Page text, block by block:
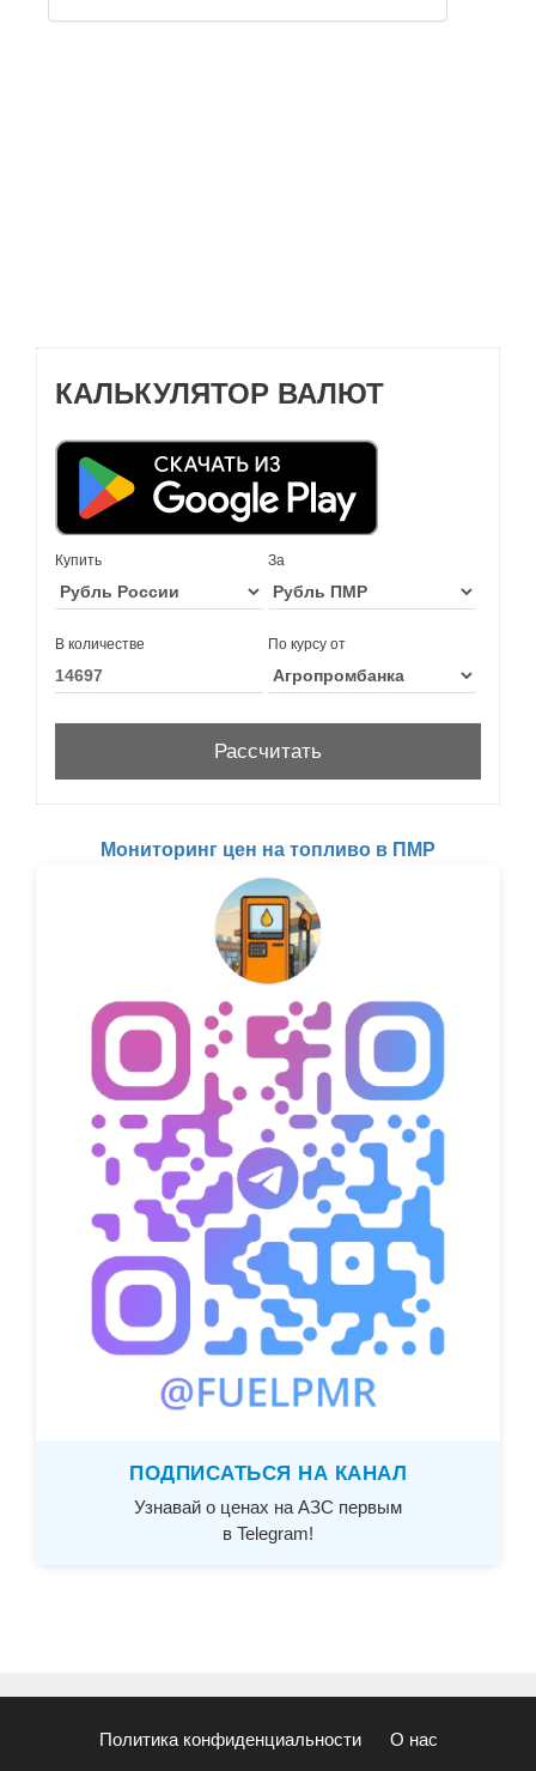
КАЛЬКУЛЯТОР ВАЛЮТ
Купить За
В количестве По курсу от
Мониторинг цен на топливо в ПМР
ПОДПИСАТЬСЯ НА КАНАЛ
Узнавай о ценах на АЗС первым
в Telegram!
Политика конфиденциальности О нас